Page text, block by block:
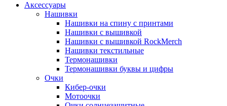
Аксессуары
Нашивки
Нашивки на спину с принтами
Нашивки с вышивкой
Нашивки с вышивкой RockMerch
Нашивки текстильные
Термонашивки
Термонашивки буквы и цифры
Очки
Кибер-очки
Мотоочки